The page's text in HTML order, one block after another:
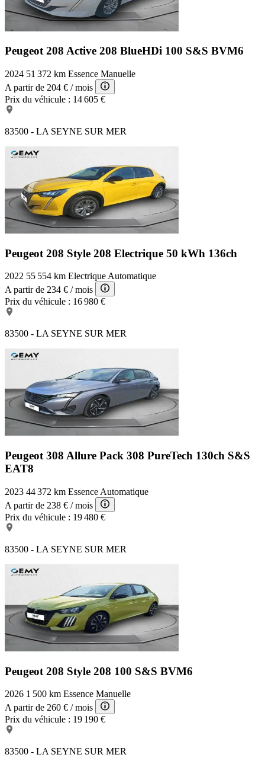
Peugeot 208 Active 208 BlueHDi 100 S&S BVM6
2024 51 372 km Essence Manuelle
A partir de 204 € / mois
Prix du véhicule : 14 605 €
83500 - LA SEYNE SUR MER
Peugeot 208 Style 208 Electrique 50 kWh 136ch
2022 55 554 km Electrique Automatique
A partir de 234 € / mois
Prix du véhicule : 16 980 €
83500 - LA SEYNE SUR MER
Peugeot 308 Allure Pack 308 PureTech 130ch S&S
EAT8
2023 44 372 km Essence Automatique
A partir de 238 € / mois
Prix du véhicule : 19 480 €
83500 - LA SEYNE SUR MER
Peugeot 208 Style 208 100 S&S BVM6
2026 1 500 km Essence Manuelle
A partir de 260 € / mois
Prix du véhicule : 19 190 €
83500 - LA SEYNE SUR MER